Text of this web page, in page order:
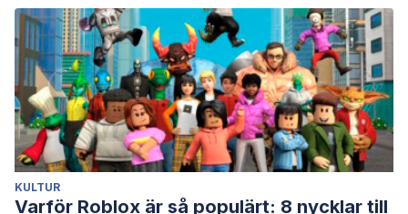
Guilford Press.
Kawall, J. (2006). On complacency.
American Philosophical
Quarterly,43 (4), 343-355.
KULTUR
Varför Roblox är så populärt: 8 nycklar till